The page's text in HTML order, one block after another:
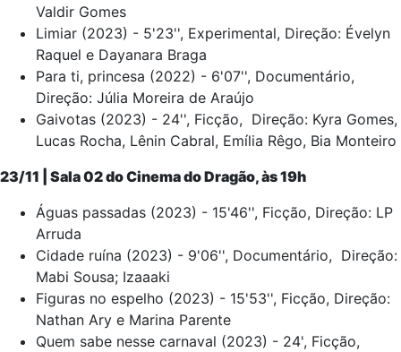
Valdir Gomes
Limiar (2023) - 5'23'', Experimental, Direção: Évelyn
Raquel e Dayanara Braga
Para ti, princesa (2022) - 6'07'', Documentário,
Direção: Júlia Moreira de Araújo
Gaivotas (2023) - 24'', Ficção, Direção: Kyra Gomes,
Lucas Rocha, Lênin Cabral, Emília Rêgo, Bia Monteiro
23/11 | Sala 02 do Cinema do Dragão, às 19h
Águas passadas (2023) - 15'46'', Ficção, Direção: LP
Arruda
Cidade ruína (2023) - 9'06'', Documentário, Direção:
Mabi Sousa; Izaaaki
Figuras no espelho (2023) - 15'53'', Ficção, Direção:
Nathan Ary e Marina Parente
Quem sabe nesse carnaval (2023) - 24', Ficção,